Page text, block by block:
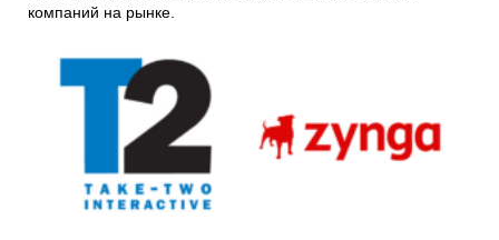
компаний на рынке.